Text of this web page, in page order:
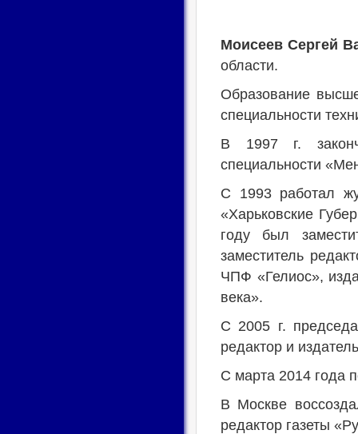
Моисеев Сергей
области.
Образование
специальности
В 1997 г.
специальности
С 1993 работал
«Харьковские
году был
заместитель
ЧПФ «Гелиос»,
века».
С 2005 г.
редактор и
С марта 2014 года
В Москве
редактор газеты